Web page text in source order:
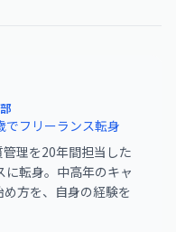
でフリーランス転身
理を20年間担当した
転身。中高年のキャ
方を、自身の経験を